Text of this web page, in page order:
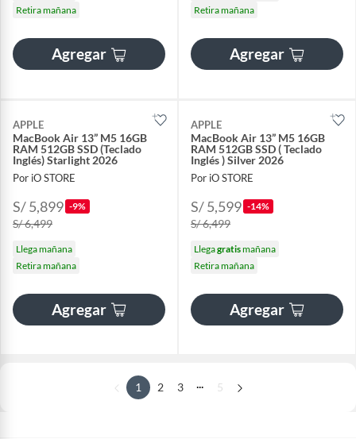
Retira mañana
Agregar
Retira mañana
Agregar
APPLE
MacBook Air 13” M5 16GB
RAM 512GB SSD (Teclado
Inglés) Starlight 2026
Por iO STORE
S/ 5,899 -9%
S/ 6,499
Llega mañana
Retira mañana
Agregar
APPLE
MacBook Air 13” M5 16GB
RAM 512GB SSD ( Teclado
Inglés ) Silver 2026
Por iO STORE
S/ 5,599 -14%
S/ 6,499
Llegagratismañana
Retira mañana
Agregar
1 2 3 ... 5